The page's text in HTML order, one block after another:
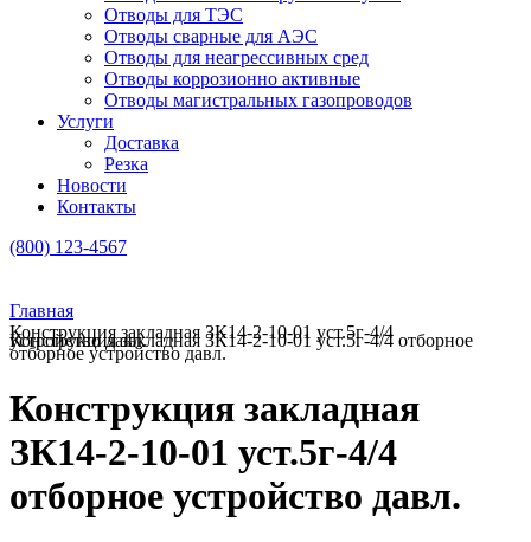
Отводы для ТЭС
Отводы сварные для АЭС
Отводы для неагрессивных сред
Отводы коррозионно активные
Отводы магистральных газопроводов
Услуги
Доставка
Резка
Новости
Контакты
(800) 123-4567
Главная
Конструкция закладная ЗК14-2-10-01 уст.5г-4/4
отборное устройство давл.
Конструкция закладная ЗК14-2-10-01 уст.5г-4/4 отборное устройство давл.
Конструкция закладная
ЗК14-2-10-01 уст.5г-4/4
отборное устройство давл.